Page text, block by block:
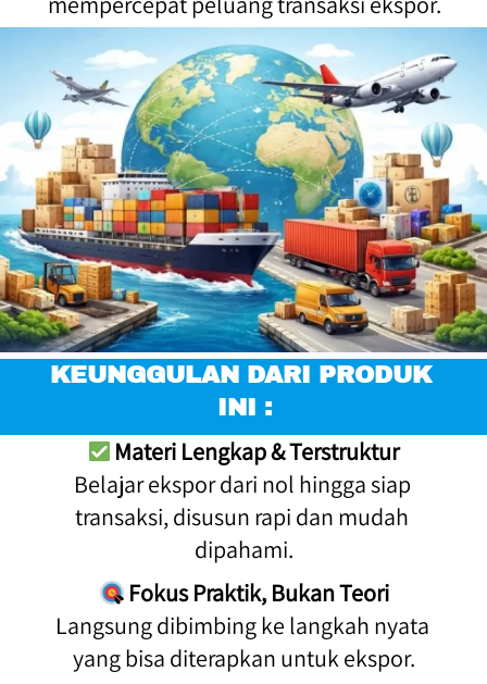
KEUNGGULAN DARI PRODUK
INI :
Materi Lengkap & Terstruktur
Belajar ekspor dari nol hingga siap
transaksi, disusun rapi dan mudah
dipahami.
Fokus Praktik, Bukan Teori
Langsung dibimbing ke langkah nyata
yang bisa diterapkan untuk ekspor.